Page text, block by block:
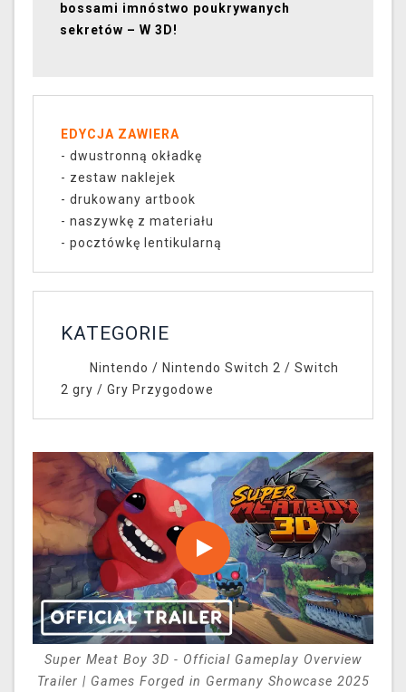
bossami imnóstwo poukrywanych
sekretów – W 3D!
EDYCJA ZAWIERA
- dwustronną okładkę
- zestaw naklejek
- drukowany artbook
- naszywkę z materiału
- pocztówkę lentikularną
KATEGORIE
Nintendo / Nintendo Switch 2 / Switch
2 gry / Gry Przygodowe
Super Meat Boy 3D - Official Gameplay Overview
Trailer | Games Forged in Germany Showcase 2025